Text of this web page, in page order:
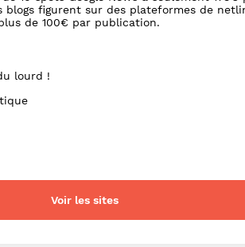
blogs figurent sur des plateformes de
de 100€ par publication.
lourd !
Voir les sites